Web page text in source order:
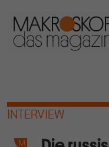
INTERVIEW